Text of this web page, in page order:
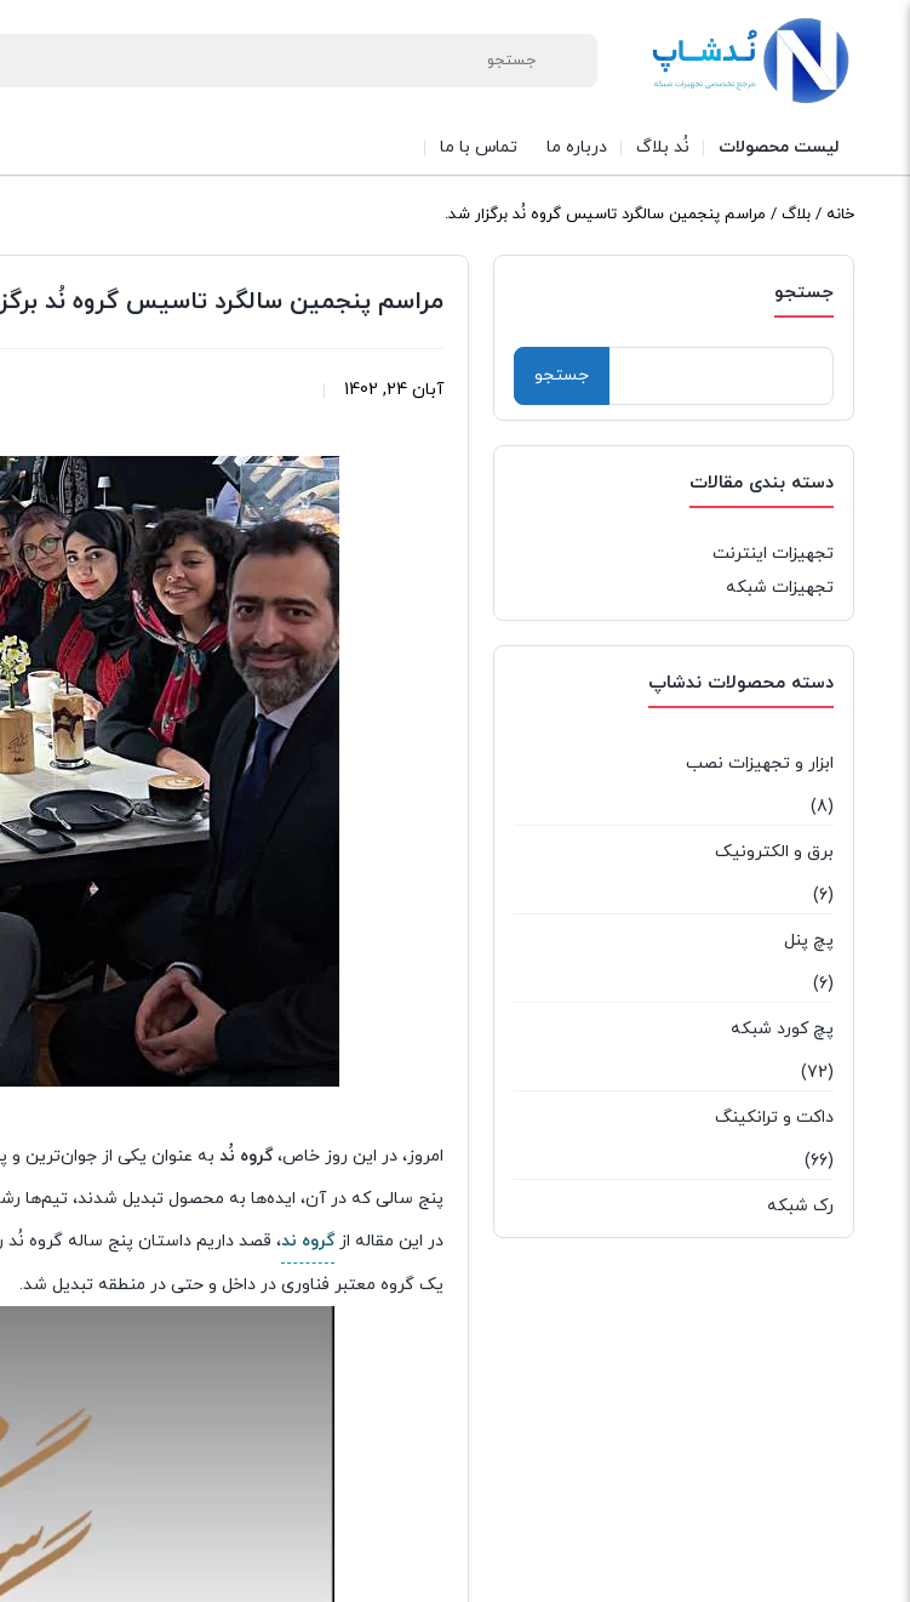
لیست محصولات نُد بلاگ درباره ما تماس با ما
خانه /بلاگ / مراسم پنجمین سالگرد تاسیس گروه نُد برگزار شد.
جستجو
برای:
دسته بندی مقالات
تجهیزات اینترنت
تجهیزات شبکه
دسته محصولات ندشاپ
ابزار و تجهیزات نصب
(8)
برق و الکترونیک
(6)
پچ پنل
(6)
پچ کورد شبکه
(72)
داکت و ترانکینگ
(66)
رک شبکه
مراسم پنجمین سالگرد تاسیس گروه نُد
آبان 24, 1402
امروز، در این روز خاص،گروه نُد به عنوان یکی از جوان‌ترین و
پنج سالی که در آن، ایده‌ها به محصول تبدیل شدند، تیم‌ها
در این مقاله ازگروه ند، قصد داریم داستان پنج ساله گروه نُد
یک گروه معتبر فناوری در داخل و حتی در منطقه تبدیل شد.